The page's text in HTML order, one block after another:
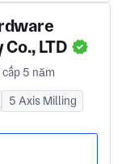
LTD
5 năm
5 Axis Milling